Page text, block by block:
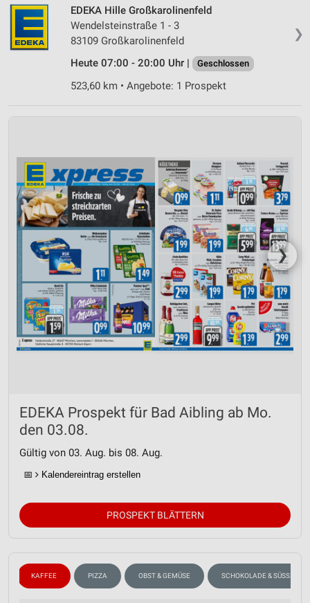
❯
EDEKA Hille Großkarolinenfeld
Wendelsteinstraße 1 - 3
83109 Großkarolinenfeld
Heute 07:00 - 20:00 Uhr |
Geschlossen
523,60 km • Angebote: 1 Prospekt
❯
EDEKA Prospekt für Bad Aibling ab Mo.
den 03.08.
Gültig von 03. Aug. bis 08. Aug.
📅 Kalendereintrag erstellen
PROSPEKT BLÄTTERN
KAFFEE PIZZA OBST & GEMÜSE SCHOKOLADE &